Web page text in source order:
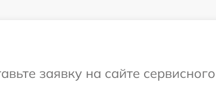
заявку на сайте